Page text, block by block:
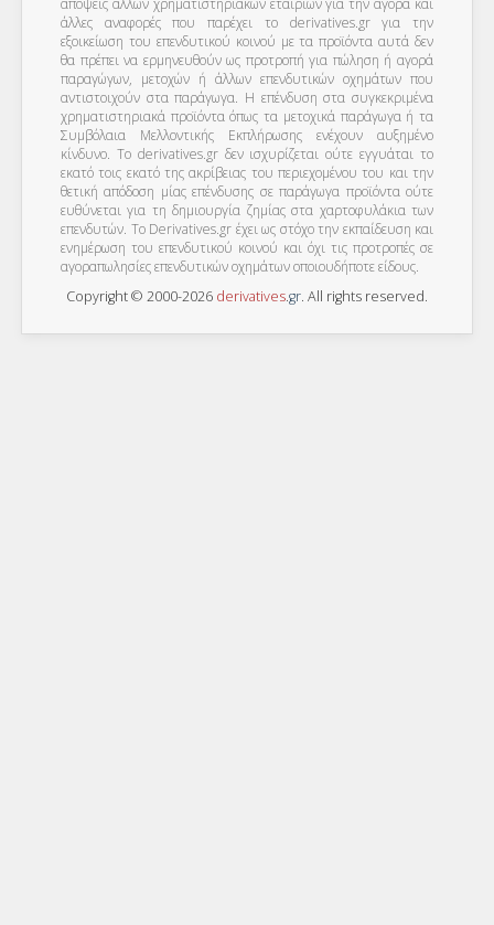
απόψεις άλλων χρηματιστηριακών εταιριών για την αγορά και
άλλες αναφορές που παρέχει το derivatives.gr για την
εξοικείωση του επενδυτικού κοινού με τα προϊόντα αυτά δεν
θα πρέπει να ερμηνευθούν ως προτροπή για πώληση ή αγορά
παραγώγων, μετοχών ή άλλων επενδυτικών οχημάτων που
αντιστοιχούν στα παράγωγα. Η επένδυση στα συγκεκριμένα
χρηματιστηριακά προϊόντα όπως τα μετοχικά παράγωγα ή τα
Συμβόλαια Μελλοντικής Εκπλήρωσης ενέχουν αυξημένο
κίνδυνο. Το derivatives.gr δεν ισχυρίζεται ούτε εγγυάται το
εκατό τοις εκατό της ακρίβειας του περιεχομένου του και την
θετική απόδοση μίας επένδυσης σε παράγωγα προϊόντα ούτε
ευθύνεται για τη δημιουργία ζημίας στα χαρτοφυλάκια των
επενδυτών. To Derivatives.gr έχει ως στόχο την εκπαίδευση και
ενημέρωση του επενδυτικού κοινού και όχι τις προτροπές σε
αγοραπωλησίες επενδυτικών οχημάτων οποιουδήποτε είδους.
Copyright © 2000-2026 derivatives.gr. All rights reserved.